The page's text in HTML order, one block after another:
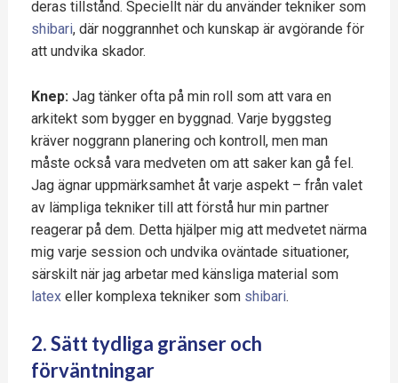
deras tillstånd. Speciellt när du använder tekniker som
shibari, där noggrannhet och kunskap är avgörande för
att undvika skador.
Knep:Jag tänker ofta på min roll som att vara en
arkitekt som bygger en byggnad. Varje byggsteg
kräver noggrann planering och kontroll, men man
måste också vara medveten om att saker kan gå fel.
Jag ägnar uppmärksamhet åt varje aspekt – från valet
av lämpliga tekniker till att förstå hur min partner
reagerar på dem. Detta hjälper mig att medvetet närma
mig varje session och undvika oväntade situationer,
särskilt när jag arbetar med känsliga material som
latexeller komplexa tekniker som shibari.
2. Sätt tydliga gränser och
förväntningar